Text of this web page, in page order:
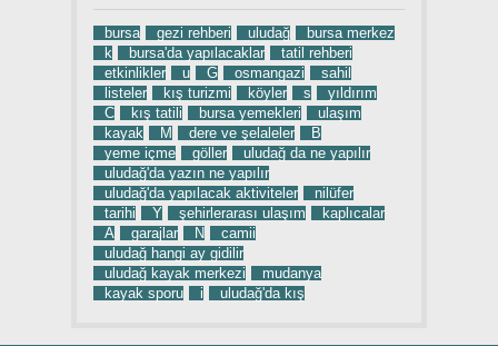
bursa gezi rehberi uludağ
bursa merkez
k
bursa'da yapılacaklar
tatil rehberi
etkinlikler
u G osmangazi
sahil
listeler
kış turizmi köyler s
yıldırım
C
kış tatili bursa yemekleri
ulaşım
kayak
M dere ve şelaleler
B
yeme içme
göller
uludağ da ne yapılır
uludağ'da yazın ne yapılır
uludağ'da yapılacak aktiviteler
nilüfer
tarihi
Y şehirlerarası ulaşım
kaplıcalar
A
garajlar N
camii
uludağ hangi ay gidilir
uludağ kayak merkezi
mudanya
kayak sporu
i uludağ'da kış